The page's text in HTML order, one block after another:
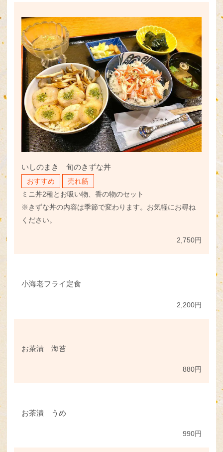
いしのまき 旬のきずな丼
おすすめ
売れ筋
ミニ丼2種とお吸い物、香の物のセット
※きずな丼の内容は季節で変わります。お気軽にお尋ね
ください。
2,750円
小海老フライ定食
2,200円
お茶漬 海苔
880円
お茶漬 うめ
990円